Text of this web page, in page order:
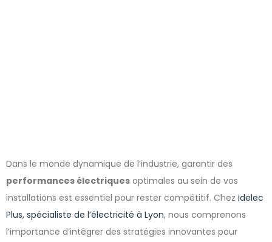
Dans le monde dynamique de l’industrie, garantir des
performances électriques optimales au sein de vos
installations est essentiel pour rester compétitif. Chez Idelec
Plus, spécialiste de l’électricité à Lyon, nous comprenons
l’importance d’intégrer des stratégies innovantes pour